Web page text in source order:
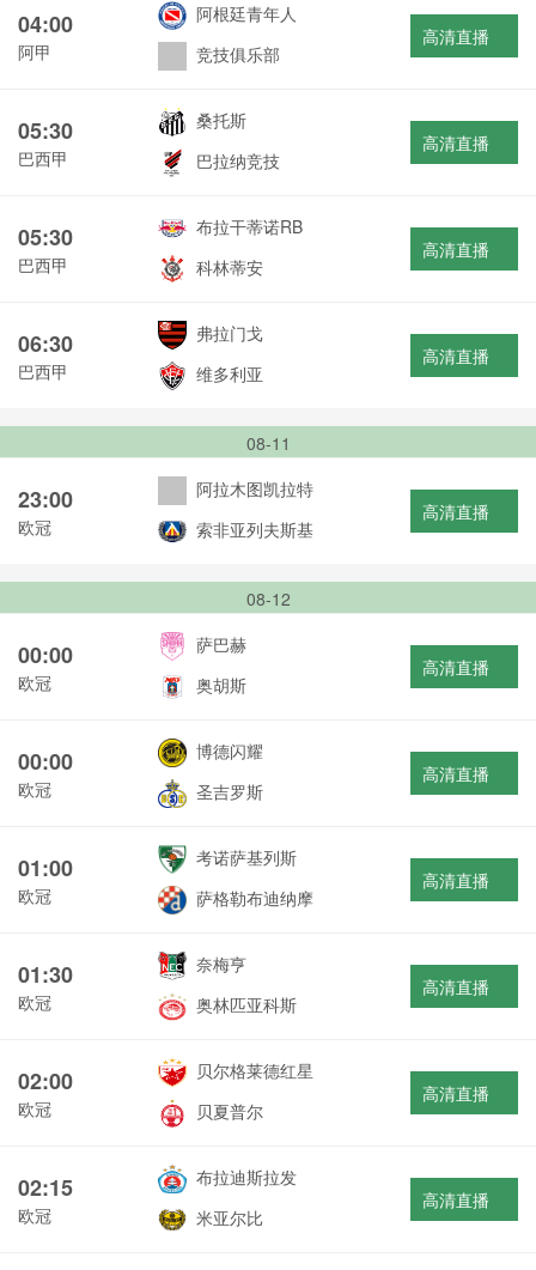
04:00
阿甲
阿根廷青年人
竞技俱乐部
高清直播
05:30
巴西甲
桑托斯
巴拉纳竞技
高清直播
05:30
巴西甲
布拉干蒂诺RB
科林蒂安
高清直播
06:30
巴西甲
弗拉门戈
维多利亚
高清直播
08-11
23:00
欧冠
阿拉木图凯拉特
索非亚列夫斯基
高清直播
08-12
00:00
欧冠
萨巴赫
奥胡斯
高清直播
00:00
欧冠
博德闪耀
圣吉罗斯
高清直播
01:00
欧冠
考诺萨基列斯
萨格勒布迪纳摩
高清直播
01:30
欧冠
奈梅亨
奥林匹亚科斯
高清直播
02:00
欧冠
贝尔格莱德红星
贝夏普尔
高清直播
02:15
欧冠
布拉迪斯拉发
米亚尔比
高清直播